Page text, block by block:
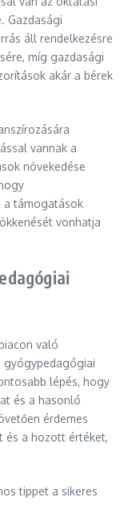
Gazdasági
áll rendelkezésre
míg gazdasági
akár a bérek
vannak a
növekedése
a támogatások
vonhatja
való
gyógypedagógiai
lépés, hogy
és a hasonló
érdemes
és a hozott értéket,
tippet a sikeres